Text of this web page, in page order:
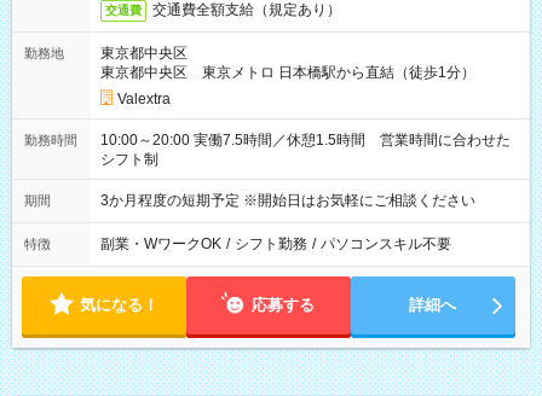
交通費 交通費全額支給（規定あり）
勤務地
東京都中央区
東京都中央区 東京メトロ 日本橋駅から直結（徒歩1分）
Valextra
勤務時間
10:00～20:00 実働7.5時間／休憩1.5時間 営業時間に合わせた
シフト制
期間 3か月程度の短期予定 ※開始日はお気軽にご相談ください
特徴 副業・WワークOK / シフト勤務 / パソコンスキル不要
気になる！ 応募する 詳細へ